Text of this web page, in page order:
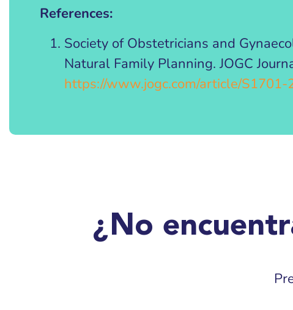
References:
Society of Obstetricians and
Natural Family Planning. JOGC
https://www.jogc.com/article/
¿No